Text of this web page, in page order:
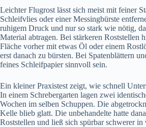
Leichter Flugrost lässt sich meist mit feiner
Schleifvlies oder einer Messingbürste
ruhigem Druck und nur so stark wie nötig,
Material abtragen. Bei stärkeren Roststellen
Fläche vorher mit etwas Öl oder einem
erst danach zu bürsten. Bei Spatenblättern
feines Schleifpapier sinnvoll sein.
Ein kleiner Praxistest zeigt, wie schnell
In einem Schrebergarten lagen zwei
Wochen im selben Schuppen. Die
Kelle blieb glatt. Die unbehandelte hatte
Roststellen und ließ sich spürbar schwerer